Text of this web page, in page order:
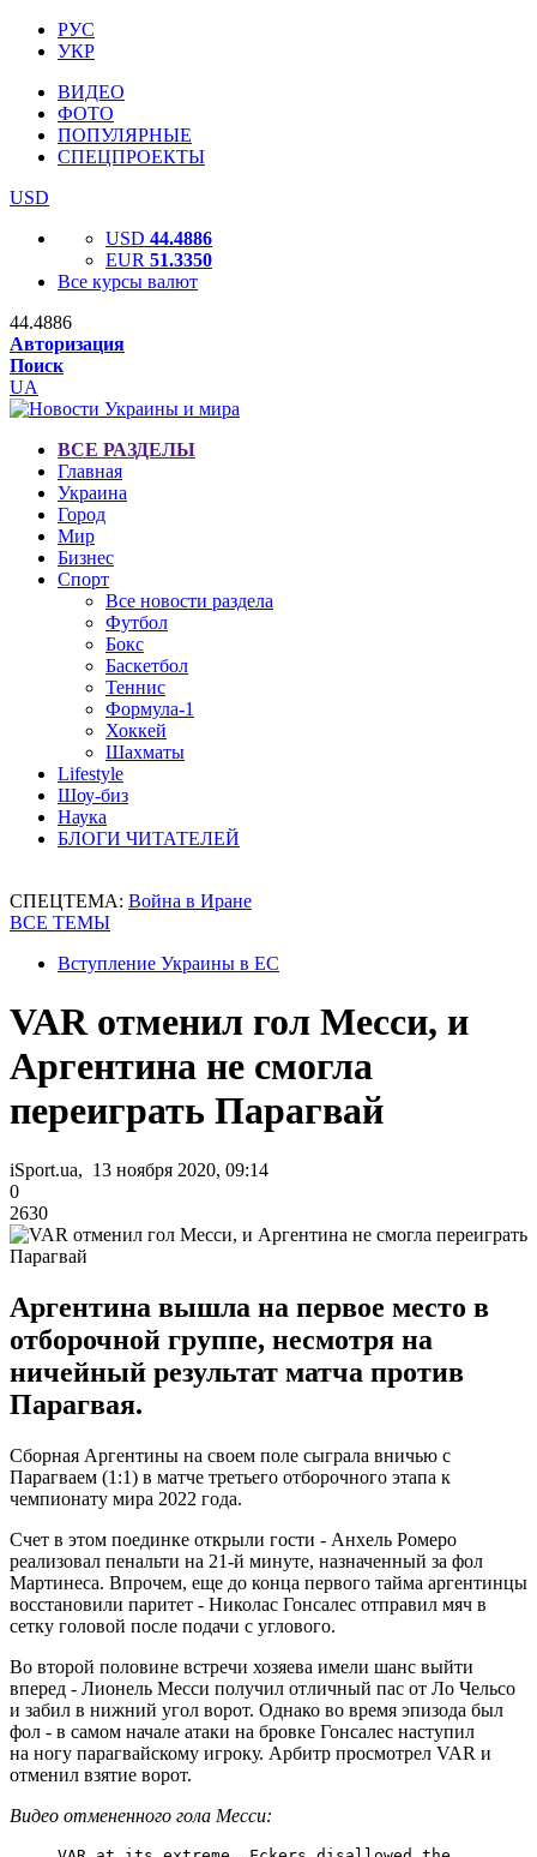
РУС
УКР
ВИДЕО
ФОТО
ПОПУЛЯРНЫЕ
СПЕЦПРОЕКТЫ
USD
USD 44.4886
EUR 51.3350
Все курсы валют
44.4886
Авторизация
Поиск
UA
ВСЕ РАЗДЕЛЫ
Главная
Украина
Город
Мир
Бизнес
Спорт
Все новости раздела
Футбол
Бокс
Баскетбол
Теннис
Формула-1
Хоккей
Шахматы
Lifestyle
Шоу-биз
Наука
БЛОГИ ЧИТАТЕЛЕЙ
СПЕЦТЕМА: Война в Иране
ВСЕ ТЕМЫ
Вступление Украины в ЕС
VAR отменил гол Месси, и
Аргентина не смогла
переиграть Парагвай
iSport.ua, 13 ноября 2020, 09:14
0
2630
Аргентина вышла на первое место в
отборочной группе, несмотря на
ничейный результат матча против
Парагвая.
Сборная Аргентины на своем поле сыграла вничью с
Парагваем (1:1) в матче третьего отборочного этапа к
чемпионату мира 2022 года.
Счет в этом поединке открыли гости - Анхель Ромеро
реализовал пенальти на 21-й минуте, назначенный за фол
Мартинеса. Впрочем, еще до конца первого тайма аргентинцы
восстановили паритет - Николас Гонсалес отправил мяч в
сетку головой после подачи с углового.
Во второй половине встречи хозяева имели шанс выйти
вперед - Лионель Месси получил отличный пас от Ло Чельсо
и забил в нижний угол ворот. Однако во время эпизода был
фол - в самом начале атаки на бровке Гонсалес наступил
на ногу парагвайскому игроку. Арбитр просмотрел VAR и
отменил взятие ворот.
Видео отмененного гола Месси: